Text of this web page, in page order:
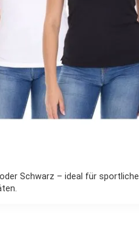
Schwarz – ideal für sportliche